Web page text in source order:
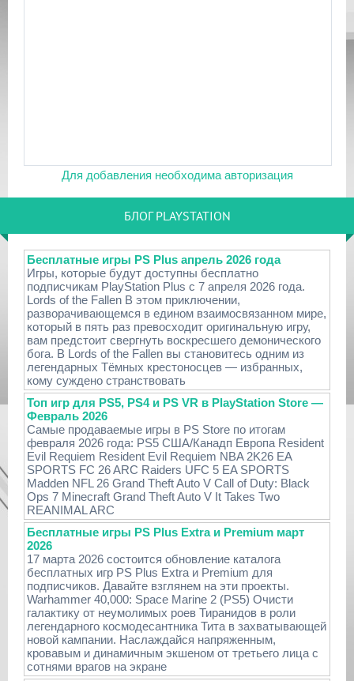
Для добавления необходима авторизация
БЛОГ PLAYSTATION
Бесплатные игры PS Plus апрель 2026 года
Игры, которые будут доступны бесплатно
подписчикам PlayStation Plus с 7 апреля 2026 года.
Lords of the Fallen В этом приключении,
разворачивающемся в едином взаимосвязанном мире,
который в пять раз превосходит оригинальную игру,
вам предстоит свергнуть воскресшего демонического
бога. В Lords of the Fallen вы становитесь одним из
легендарных Тёмных крестоносцев — избранных,
кому суждено странствовать
Топ игр для PS5, PS4 и PS VR в PlayStation Store —
Февраль 2026
Самые продаваемые игры в PS Store по итогам
февраля 2026 года: PS5 США/Канадп Европа Resident
Evil Requiem Resident Evil Requiem NBA 2K26 EA
SPORTS FC 26 ARC Raiders UFC 5 EA SPORTS
Madden NFL 26 Grand Theft Auto V Call of Duty: Black
Ops 7 Minecraft Grand Theft Auto V It Takes Two
REANIMAL ARC
Бесплатные игры PS Plus Extra и Premium март
2026
17 марта 2026 состоится обновление каталога
бесплатных игр PS Plus Extra и Premium для
подписчиков. Давайте взглянем на эти проекты.
Warhammer 40,000: Space Marine 2 (PS5) Очисти
галактику от неумолимых роев Тиранидов в роли
легендарного космодесантника Тита в захватывающей
новой кампании. Наслаждайся напряженным,
кровавым и динамичным экшеном от третьего лица с
сотнями врагов на экране